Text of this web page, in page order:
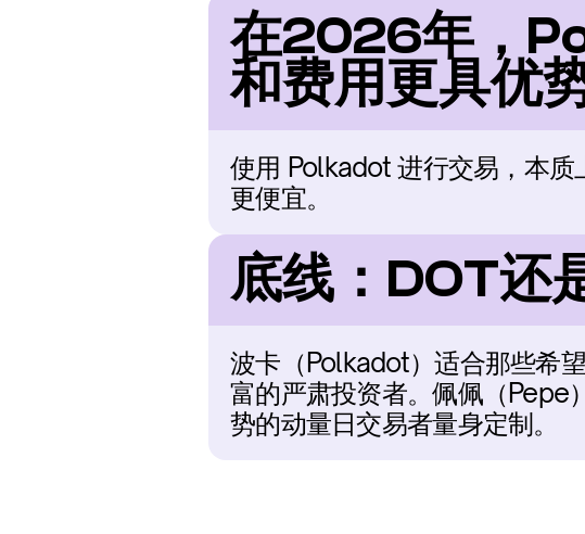
在2026年，
和费用更具优
使用 Polkadot 进行交易，本
更便宜。
底线：DOT还
波卡（Polkadot）适合那些希
富的严肃投资者。佩佩（Pepe
势的动量日交易者量身定制。